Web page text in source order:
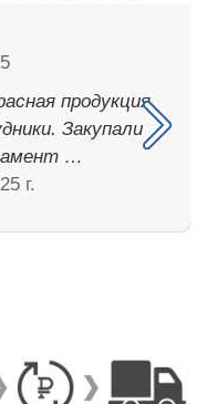
продукция
Закупали
…
г.